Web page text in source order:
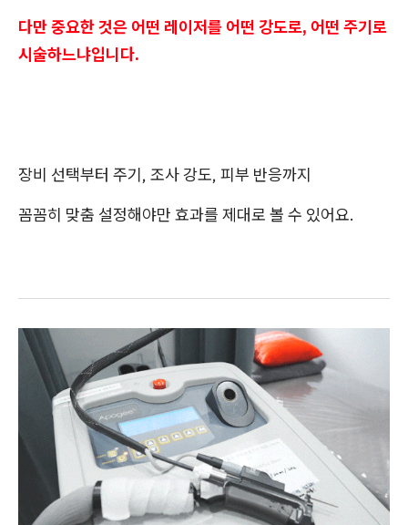
다만 중요한 것은 어떤 레이저를 어떤 강도로, 어떤 주기로
시술하느냐입니다.
장비 선택부터 주기, 조사 강도, 피부 반응까지
꼼꼼히 맞춤 설정해야만 효과를 제대로 볼 수 있어요.